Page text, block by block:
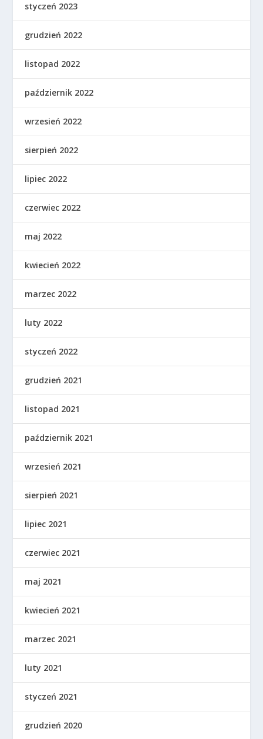
styczeń 2023
grudzień 2022
listopad 2022
październik 2022
wrzesień 2022
sierpień 2022
lipiec 2022
czerwiec 2022
maj 2022
kwiecień 2022
marzec 2022
luty 2022
styczeń 2022
grudzień 2021
listopad 2021
październik 2021
wrzesień 2021
sierpień 2021
lipiec 2021
czerwiec 2021
maj 2021
kwiecień 2021
marzec 2021
luty 2021
styczeń 2021
grudzień 2020